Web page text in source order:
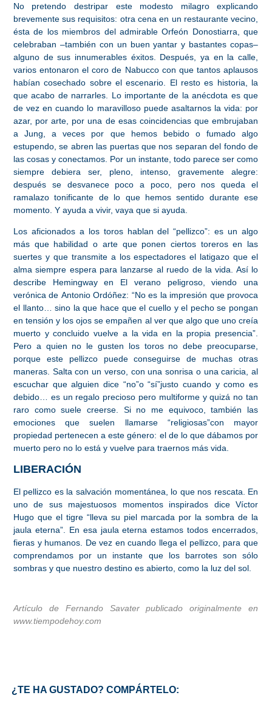
No pretendo destripar este modesto milagro explicando
brevemente sus requisitos: otra cena en un restaurante vecino,
ésta de los miembros del admirable Orfeón Donostiarra, que
celebraban –también con un buen yantar y bastantes copas–
alguno de sus innumerables éxitos. Después, ya en la calle,
varios entonaron el coro de Nabucco con que tantos aplausos
habían cosechado sobre el escenario. El resto es historia, la
que acabo de narrarles. Lo importante de la anécdota es que
de vez en cuando lo maravilloso puede asaltarnos la vida: por
azar, por arte, por una de esas coincidencias que embrujaban
a Jung, a veces por que hemos bebido o fumado algo
estupendo, se abren las puertas que nos separan del fondo de
las cosas y conectamos. Por un instante, todo parece ser como
siempre debiera ser, pleno, intenso, gravemente alegre:
después se desvanece poco a poco, pero nos queda el
ramalazo tonificante de lo que hemos sentido durante ese
momento. Y ayuda a vivir, vaya que si ayuda.
Los aficionados a los toros hablan del “pellizco”: es un algo
más que habilidad o arte que ponen ciertos toreros en las
suertes y que transmite a los espectadores el latigazo que el
alma siempre espera para lanzarse al ruedo de la vida. Así lo
describe Hemingway en El verano peligroso, viendo una
verónica de Antonio Ordóñez: “No es la impresión que provoca
el llanto… sino la que hace que el cuello y el pecho se pongan
en tensión y los ojos se empañen al ver que algo que uno creía
muerto y concluido vuelve a la vida en la propia presencia”.
Pero a quien no le gusten los toros no debe preocuparse,
porque este pellizco puede conseguirse de muchas otras
maneras. Salta con un verso, con una sonrisa o una caricia, al
escuchar que alguien dice “no”o “sí”justo cuando y como es
debido… es un regalo precioso pero multiforme y quizá no tan
raro como suele creerse. Si no me equivoco, también las
emociones que suelen llamarse “religiosas”con mayor
propiedad pertenecen a este género: el de lo que dábamos por
muerto pero no lo está y vuelve para traernos más vida.
LIBERACIÓN
El pellizco es la salvación momentánea, lo que nos rescata. En
uno de sus majestuosos momentos inspirados dice Víctor
Hugo que el tigre “lleva su piel marcada por la sombra de la
jaula eterna”. En esa jaula eterna estamos todos encerrados,
fieras y humanos. De vez en cuando llega el pellizco, para que
comprendamos por un instante que los barrotes son sólo
sombras y que nuestro destino es abierto, como la luz del sol.
Artículo de Fernando Savater publicado originalmente en
www.tiempodehoy.com
¿TE HA GUSTADO? COMPÁRTELO: